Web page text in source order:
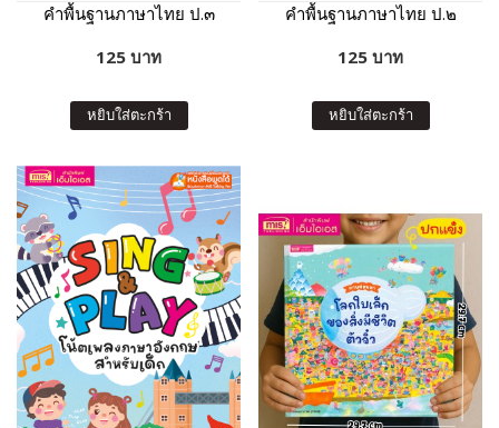
คำพื้นฐานภาษาไทย ป.๓
125 บาท
หยิบใส่ตะกร้า
คำพื้นฐานภาษาไทย ป.๒
125 บาท
หยิบใส่ตะกร้า